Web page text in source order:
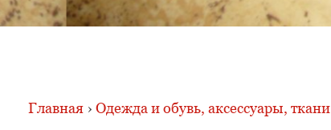
Главная › Одежда и обувь, аксессуары, ткани